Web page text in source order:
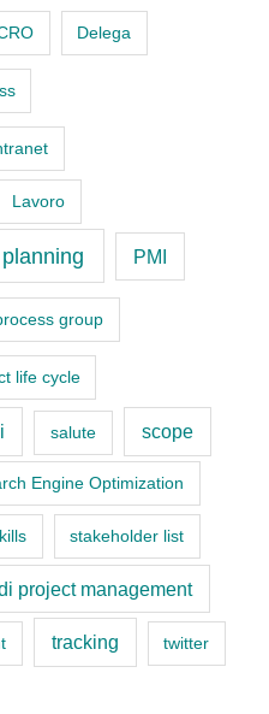
Delega
Lavoro
planning PMI
group
life cycle
salute scope
Engine Optimization
stakeholder list
project management
tracking twitter